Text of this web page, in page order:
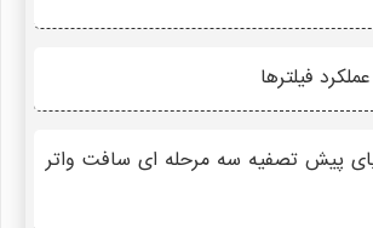
فیلترها
پیش تصفیه سه مرحله ای سافت واتر